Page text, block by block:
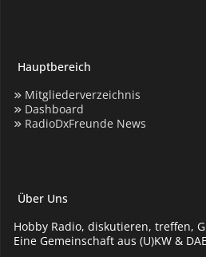
Hauptbereich
Mitgliederverzeichnis
Dashboard
RadioDxFreunde News
Über Uns
Hobby Radio, diskutieren, treffen,
Eine Gemeinschaft aus (U)KW &